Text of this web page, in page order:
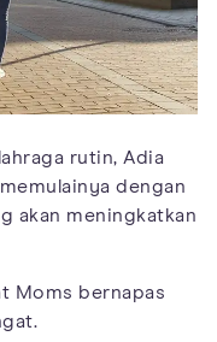
rutin, Adia
dengan
akan meningkatkan
Moms bernapas